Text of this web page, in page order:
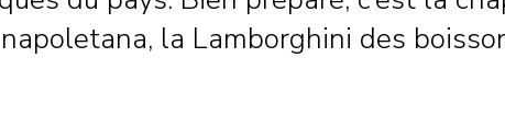
la Lamborghini des